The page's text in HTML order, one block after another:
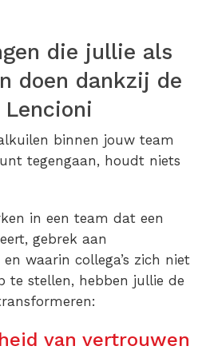
die jullie als
doen dankzij de
binnen jouw team
tegengaan, houdt niets
in een team dat een
gebrek aan
waarin collega’s zich niet
te stellen, hebben jullie de
van vertrouwen